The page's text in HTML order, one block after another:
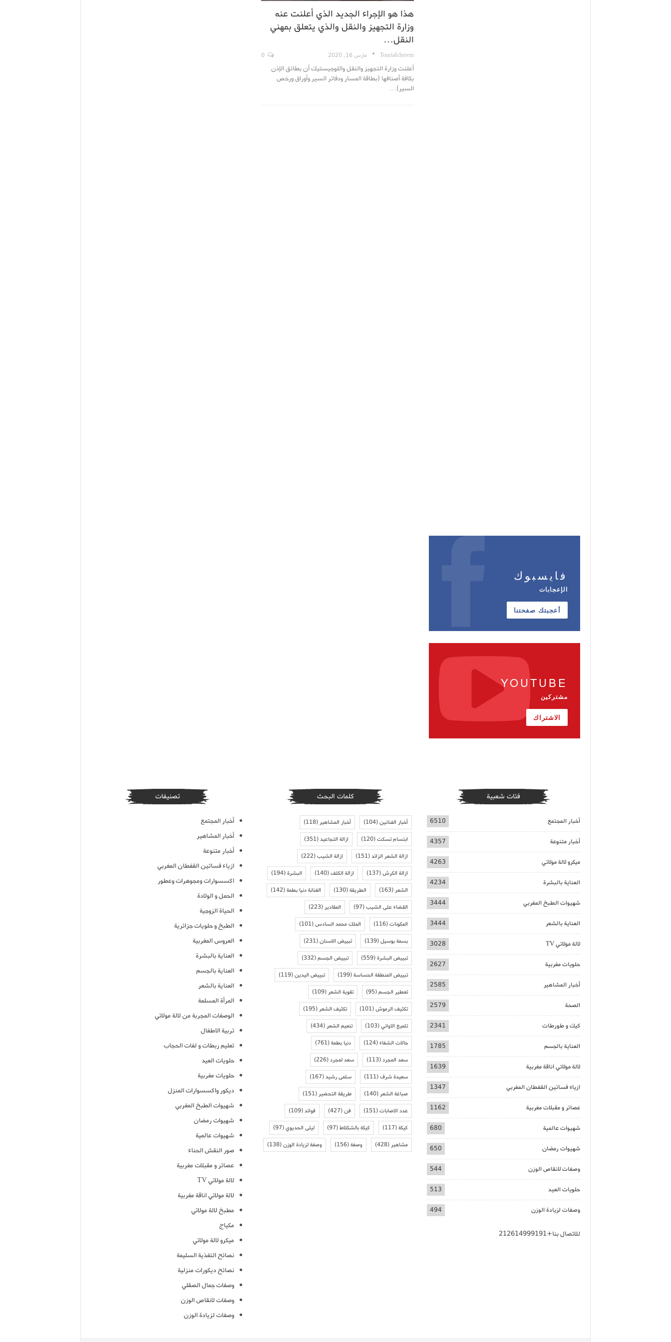
هذا هو الإجراء الجديد الذي أعلنت عنه
وزارة التجهيز والنقل والذي يتعلق بمهني
النقل…
TouriaIcherem مارس 16, 2020
أعلنت وزارة التجهيز والنقل واللوجيستيك أن بطائق الإذن
بكافة أصنافها (بطاقة المسار ودفاتر السير وأوراق ورخص
السير)…
فايسبوك
الإعجابات
أعجبتك صفحتنا
YOUTUBE
مشتركين
الاشتراك
فئات شعبية
أخبار المجتمع 6510
أخبار متنوعة 4357
ميكرو لالة مولاتي 4263
العناية بالبشرة 4234
شهيوات الطبخ المغربي 3444
العناية بالشعر 3444
لالة مولاتي TV 3028
حلويات مغربية 2627
أخبار المشاهير 2585
الصحة 2579
كيك و طورطات 2341
العناية بالجسم 1785
لالة مولاتي اناقة مغربية 1639
ازياء فساتين القفطان المغربي 1347
عصائر و مقبلات مغربية 1162
شهيوات عالمية 680
شهيوات رمضان 650
وصفات لانقاص الوزن 544
حلويات العيد 513
وصفات لزيادة الوزن 494
للاتصال بنا+212614999191
كلمات البحث
أخبار الفنانين(104) أخبار المشاهير(118)
ابتسام تسكت(120) ازالة التجاعيد(351)
ازالة الشعر الزائد(151) ازالة الشيب(222)
ازالة الكرش(137) ازالة الكلف(140) البشرة(194)
الشعر(163) الطريقة(130) الفنانة دنيا بطمة(142)
القضاء على الشيب(97) المقادير(223)
المكونات(116) الملك محمد السادس(101)
بسمة بوسيل(139) تبييض الاسنان(231)
تبييض البشرة(559) تبييض الجسم(332)
تبييض المنطقة الحساسة(199) تبييض اليدين(119)
تعطير الجسم(95) تقوية الشعر(109)
تكثيف الرموش(101) تكثيف الشعر(195)
تلميع الاواني(103) تنعيم الشعر(434)
حالات الشفاء(124) دنيا بطمة(761)
سعد المجرد(113) سعد لمجرد(226)
سعيدة شرف(111) سلمى رشيد(167)
صباغة الشعر(140) طريقة التحضير(151)
عدد الاصابات(151) فن(427) فوائد(109)
كيكة(117) كيكة بالشكلاط(97) ليلى الحديوي(97)
مشاهير(428) وصفة(156) وصفة لزيادة الوزن(138)
تصنيفات
أخبار المجتمع
أخبار المشاهير
أخبار متنوعة
ازياء فساتين القفطان المغربي
اكسسوارات ومجوهرات وعطور
الحمل و الولادة
الحياة الزوجية
الطبخ و حلويات جزائرية
العروس المغربية
العناية بالبشرة
العناية بالجسم
العناية بالشعر
المرأة المسلمة
الوصفات المجربة من لالة مولاتي
تربية الاطفال
تعليم ربطات و لفات الحجاب
حلويات العيد
حلويات مغربية
ديكور واكسسوارات المنزل
شهيوات الطبخ المغربي
شهيوات رمضان
شهيوات عالمية
صور النقش الحناء
عصائر و مقبلات مغربية
لالة مولاتي TV
لالة مولاتي اناقة مغربية
مطبخ لالة مولاتي
مكياج
ميكرو لالة مولاتي
نصائح التغذية السليمة
نصائح ديكورات منزلية
وصفات جمال الصقلي
وصفات لانقاص الوزن
وصفات لزيادة الوزن